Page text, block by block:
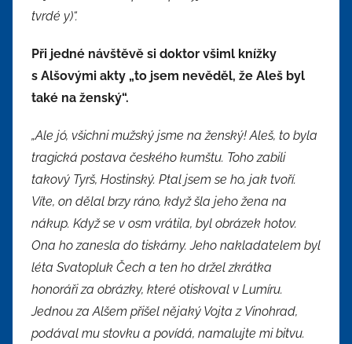
tvrdé y)“.
Při jedné návštěvě si doktor všiml knížky
s Alšovými akty „to jsem nevěděl, že Aleš byl
také na ženský“.
„Ale jó, všichni mužský jsme na ženský! Aleš, to byla
tragická postava českého kumštu. Toho zabili
takový Tyrš, Hostinský. Ptal jsem se ho, jak tvoří.
Víte, on dělal brzy ráno, když šla jeho žena na
nákup. Když se v osm vrátila, byl obrázek hotov.
Ona ho zanesla do tiskárny. Jeho nakladatelem byl
léta Svatopluk Čech a ten ho držel zkrátka
honoráři za obrázky, které otiskoval v Lumíru.
Jednou za Alšem přišel nějaký Vojta z Vinohrad,
podával mu stovku a povídá, namalujte mi bitvu.